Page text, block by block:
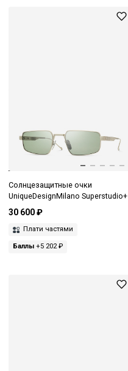
Солнцезащитные очки
UniqueDesignMilano Superstudio+
30 600 ₽
Плати частями
Баллы +5 202 ₽